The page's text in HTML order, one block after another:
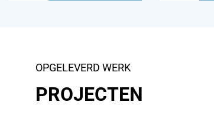
OPGELEVERD WERK
PROJECTEN